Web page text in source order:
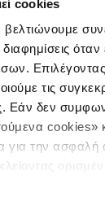
cookies
τις
Εάν δεν
cookies»
την ασφαλή
να